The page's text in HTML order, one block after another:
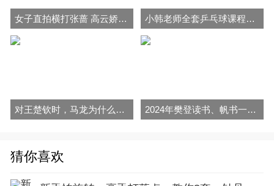
女子直拍横打张蔷 高云娇 穆静毓挑拉打 拧全套乒乓教学视频 小韩老师全套乒乓球课程视频勾手发球拉球 拧拉 对付长胶
对王楚钦时，马龙为什么要改用逆旋转发球？ 2024年樊登读书、帆书一整年视频音频和文字解说全集网盘或U盘
猜你喜欢